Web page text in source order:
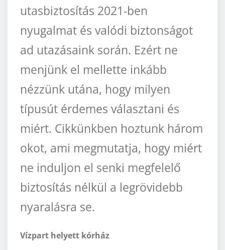
utasbiztosítás 2021-ben
nyugalmat és valódi biztonságot
ad utazásaink során. Ezért ne
menjünk el mellette inkább
nézzünk utána, hogy milyen
típusút érdemes választani és
miért. Cikkünkben hoztunk három
okot, ami megmutatja, hogy miért
ne induljon el senki megfelelő
biztosítás nélkül a legrövidebb
nyaralásra se.
Vízpart helyett kórház